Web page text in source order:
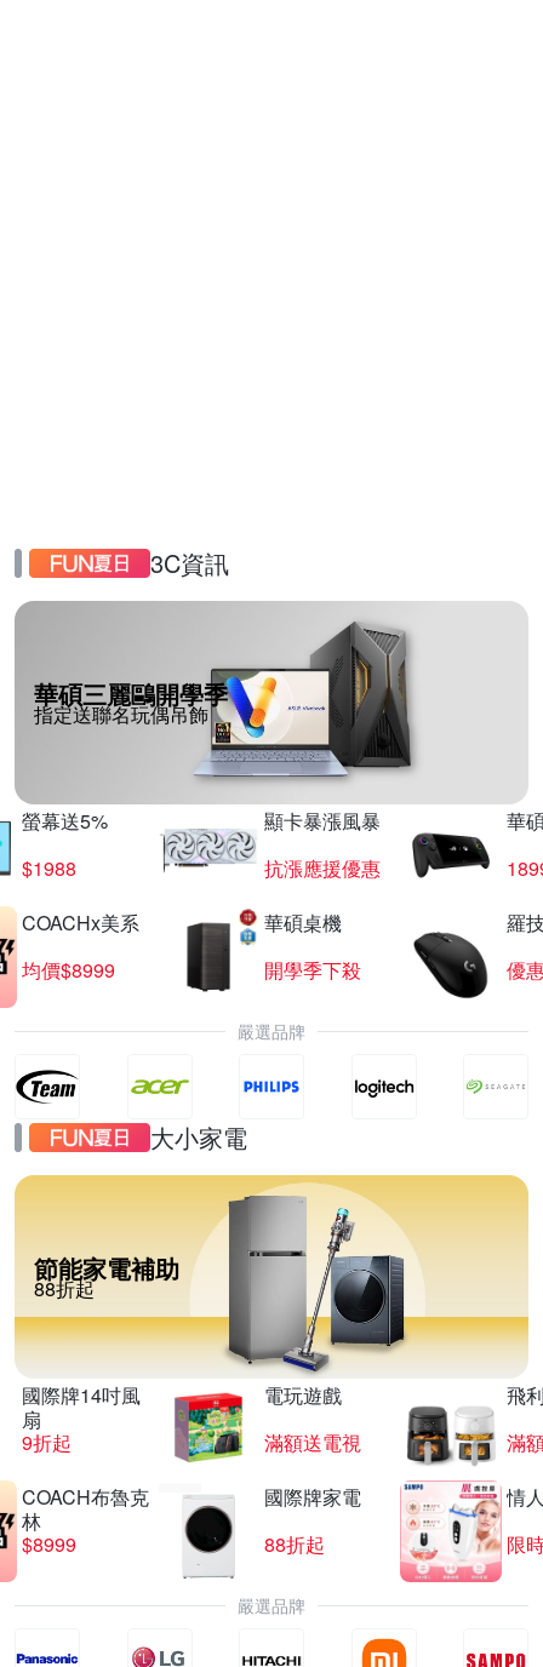
3C資訊
華碩三麗鷗開學季
指定送聯名玩偶吊飾
螢幕送5%
$1988
顯卡暴漲風暴
抗漲應援優惠
華
COACHx美系
均價$8999
華碩桌機
開學季下殺
羅
優
嚴選品牌
大小家電
節能家電補助
88折起
國際牌14吋風
扇
9折起
電玩遊戲
滿額送電視
飛
滿
COACH布魯克
林
$8999
國際牌家電
88折起
情
限
嚴選品牌